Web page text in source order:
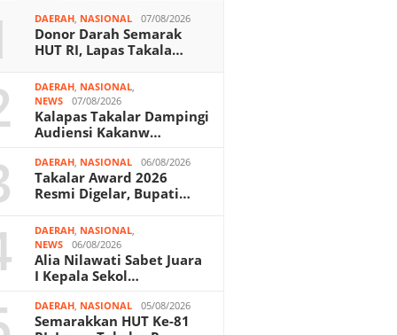
DAERAH NASIONAL 07/08/2026
Donor Darah Semarak
HUT RI, Lapas Takala…
DAERAH NASIONAL
NEWS
07/08/2026
Kalapas Takalar Dampingi
Audiensi Kakanw…
DAERAH NASIONAL 06/08/2026
Takalar Award 2026
Resmi Digelar, Bupati…
DAERAH NASIONAL
NEWS
06/08/2026
Alia Nilawati Sabet Juara
I Kepala Sekol…
DAERAH NASIONAL 05/08/2026
Semarakkan HUT Ke-81